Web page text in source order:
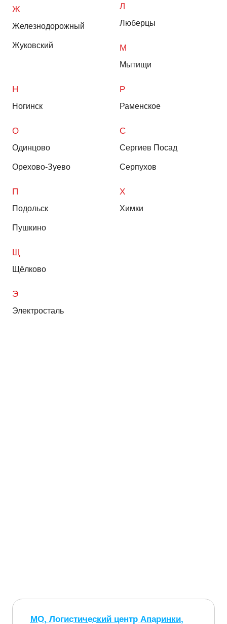
Ж
Железнодорожный
Жуковский
Л
Люберцы
М
Мытищи
Н
Ногинск
О
Одинцово
Орехово-Зуево
П
Подольск
Пушкино
Р
Раменское
С
Сергиев Посад
Серпухов
Х
Химки
Щ
Щёлково
Э
Электросталь
МО, Логистический центр Апаринки,